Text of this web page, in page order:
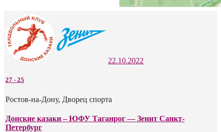
22.10.2022
27 - 25
Ростов-на-Дону, Дворец спорта
Донские казаки – ЮФУ Таганрог — Зенит Санкт-
Петербург